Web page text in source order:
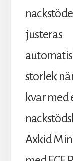
justeras
storlek
kvar med
Axkid